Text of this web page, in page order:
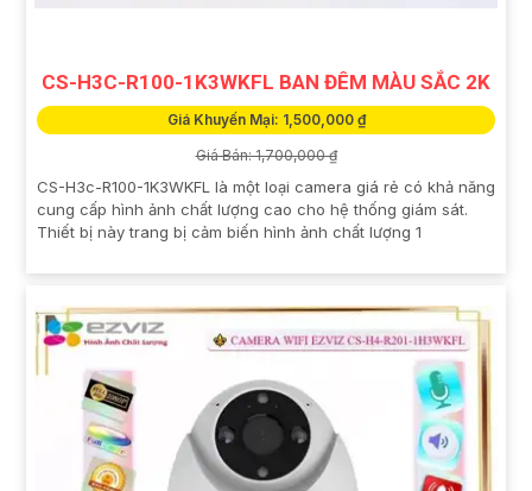
CS-H3C-R100-1K3WKFL BAN ĐÊM MÀU SẮC 2K
Giá Khuyến Mại: 1,500,000 ₫
Giá Bán: 1,700,000 ₫
CS-H3c-R100-1K3WKFL là một loại camera giá rẻ có khả năng
cung cấp hình ảnh chất lượng cao cho hệ thống giám sát.
Thiết bị này trang bị cảm biến hình ảnh chất lượng 1